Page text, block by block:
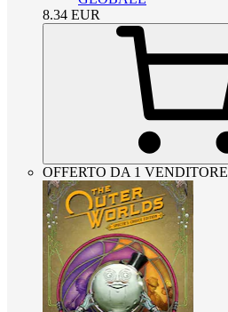
8.34 EUR
OFFERTO DA 1 VENDITORE